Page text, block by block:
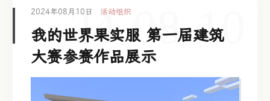
24-08-10
2024年08月10日 活动组织
我的世界果实服 第一届建筑
大赛参赛作品展示